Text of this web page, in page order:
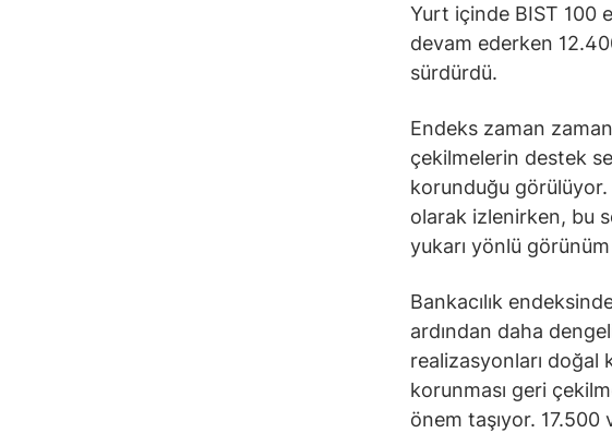
Yurt içinde BIST 100
devam ederken
sürdürdü.
Endeks zaman
çekilmelerin destek
korunduğu görülüyor.
olarak izlenirken, bu
yukarı yönlü
Bankacılık
ardından daha
realizasyonları doğal
korunması geri
önem taşıyor. 17.500